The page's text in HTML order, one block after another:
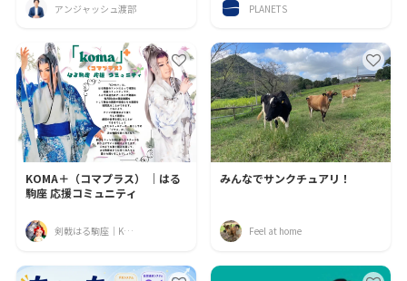
アンジャッシュ渡部 PLANETS
KOMA＋（コマプラス） ｜はる
駒座 応援コミュニティ
剣戟はる駒座｜KOMA＋（コマプラス）オーナー
みんなでサンクチュアリ！
Feel at home